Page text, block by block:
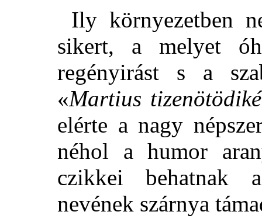
Ily környezetben
sikert, a melyet
regényirást s a
«Martius tizenötödiké
elérte a nagy
néhol a humor
czikkei behatnak a
nevének szárnya